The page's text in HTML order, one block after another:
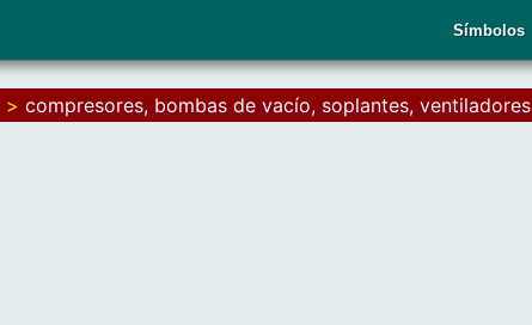
Símbolos
> compresores, bombas de vacío, soplantes, ventiladores